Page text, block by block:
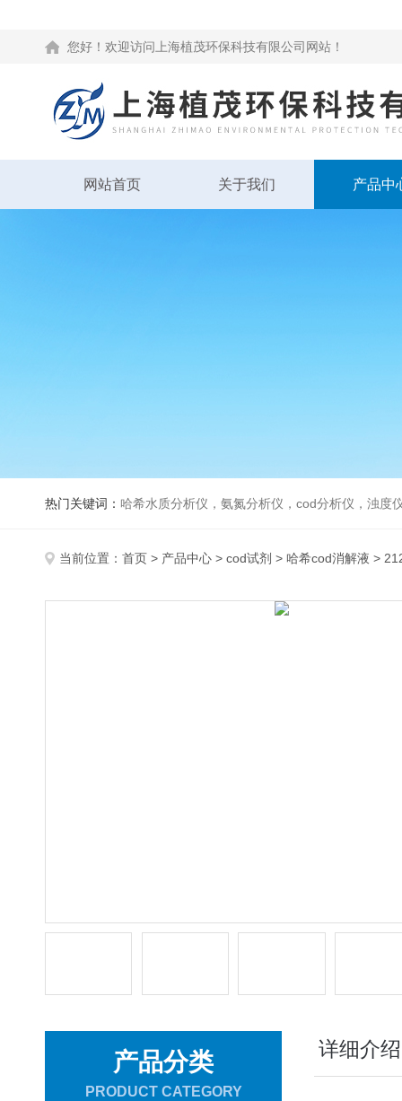
您好！欢迎访问上海植茂环保科技有限公司网站！
网站首页 关于我们 产品中
热门关键词： 哈希水质分析仪，氨氮分析仪，cod分析仪，浊度
当前位置： 首页 > 产品中心 > cod试剂 > 哈希cod消解液 >
产品分类
PRODUCT CATEGORY
详细介绍